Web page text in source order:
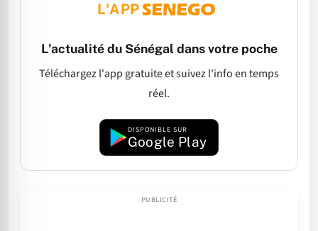
L'APP
L'actualité du Sénégal dans votre poche
Téléchargez l'app gratuite et suivez l'info en temps
réel.
DISPONIBLE SUR
Google Play